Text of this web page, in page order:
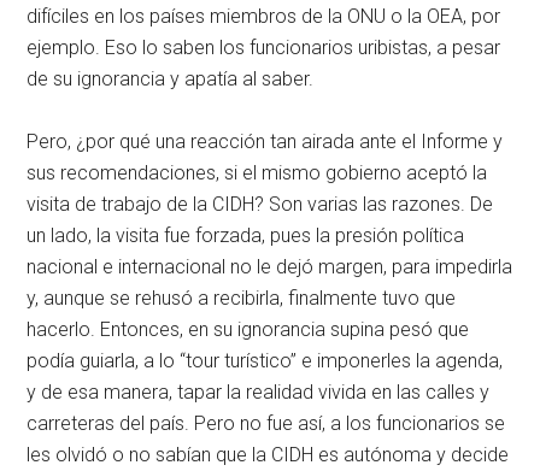
difíciles en los países miembros de la ONU o la OEA, por
ejemplo. Eso lo saben los funcionarios uribistas, a pesar
de su ignorancia y apatía al saber.
Pero, ¿por qué una reacción tan airada ante el Informe y
sus recomendaciones, si el mismo gobierno aceptó la
visita de trabajo de la CIDH? Son varias las razones. De
un lado, la visita fue forzada, pues la presión política
nacional e internacional no le dejó margen, para impedirla
y, aunque se rehusó a recibirla, finalmente tuvo que
hacerlo. Entonces, en su ignorancia supina pesó que
podía guiarla, a lo “tour turístico” e imponerles la agenda,
y de esa manera, tapar la realidad vivida en las calles y
carreteras del país. Pero no fue así, a los funcionarios se
les olvidó o no sabían que la CIDH es autónoma y decide